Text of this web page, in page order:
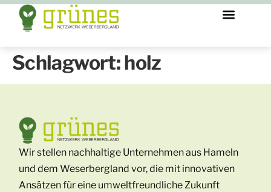
Schlagwort:holz
Wir stellen nachhaltige Unternehmen aus Hameln
und dem Weserbergland vor, die mit innovativen
Ansätzen für eine umweltfreundliche Zukunft